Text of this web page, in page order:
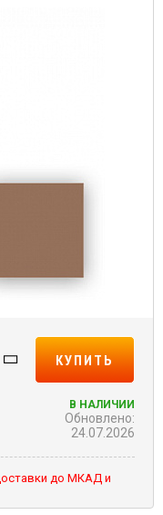
КУПИТЬ
В НАЛИЧИИ
Обновлено:
24.07.2026
до МКАД и